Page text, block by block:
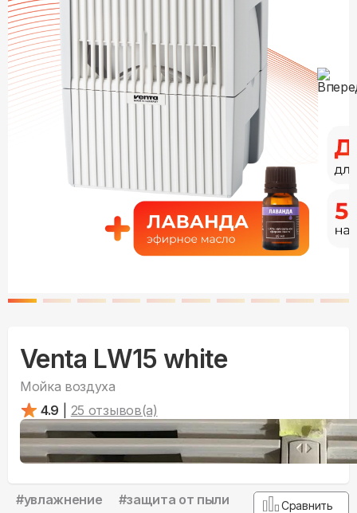
Venta LW15 white
Мойка воздуха
4.9
25 отзывов(а)
#увлажнение #защита от пыли
Сравнить